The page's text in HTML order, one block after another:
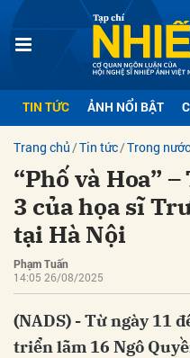
TIN TỨC ẢNH NỔI BẬT
Trang chủ Tin tức Trong nước
“Phố và Hoa”
3 của họa sĩ
tại Hà Nội
Phạm Tuấn
14:05 26/08/2025
(NADS) - Từ ngày 11
triển lãm 16 Ngô
luận